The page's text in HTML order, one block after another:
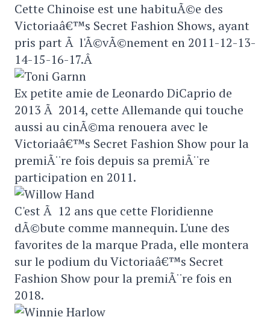
Cette Chinoise est une habituÃ©e des
Victoriaâ€™s Secret Fashion Shows, ayant
pris part Ã l'Ã©vÃ©nement en 2011-12-13-
14-15-16-17.Â
Ex petite amie de Leonardo DiCaprio de
2013 Ã 2014, cette Allemande qui touche
aussi au cinÃ©ma renouera avec le
Victoriaâ€™s Secret Fashion Show pour la
premiÃ¨re fois depuis sa premiÃ¨re
participation en 2011.
C'est Ã 12 ans que cette Floridienne
dÃ©bute comme mannequin. L'une des
favorites de la marque Prada, elle montera
sur le podium du Victoriaâ€™s Secret
Fashion Show pour la premiÃ¨re fois en
2018.